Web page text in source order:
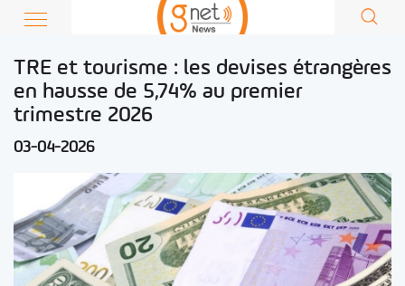
TRE et tourisme : les devises étrangères
en hausse de 5,74% au premier
trimestre 2026
03-04-2026